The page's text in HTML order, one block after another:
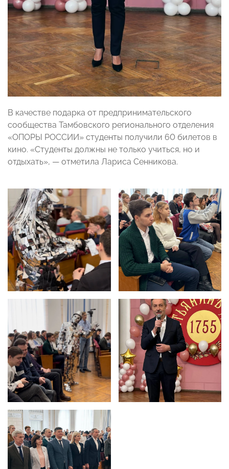
В качестве подарка от предпринимательского
сообщества Тамбовского регионального отделения
«ОПОРЫ РОССИИ» студенты получили 60 билетов в
кино. «Студенты должны не только учиться, но и
отдыхать», — отметила Лариса Сенникова.